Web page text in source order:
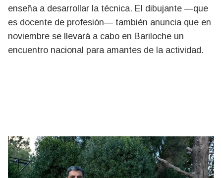
enseña a desarrollar la técnica. El dibujante —que
es docente de profesión— también anuncia que en
noviembre se llevará a cabo en Bariloche un
encuentro nacional para amantes de la actividad.